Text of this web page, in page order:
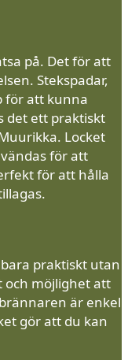
på. Det för att
Stekspadar,
för att kunna
det ett praktiskt
Locket
för att
för att hålla
praktiskt utan
och möjlighet att
är enkel
gör att du kan